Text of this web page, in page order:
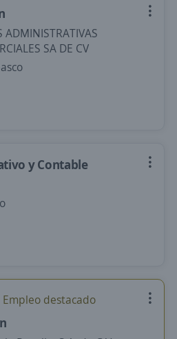
ADMINISTRATIVAS
SA DE CV
y Contable
Empleo destacado